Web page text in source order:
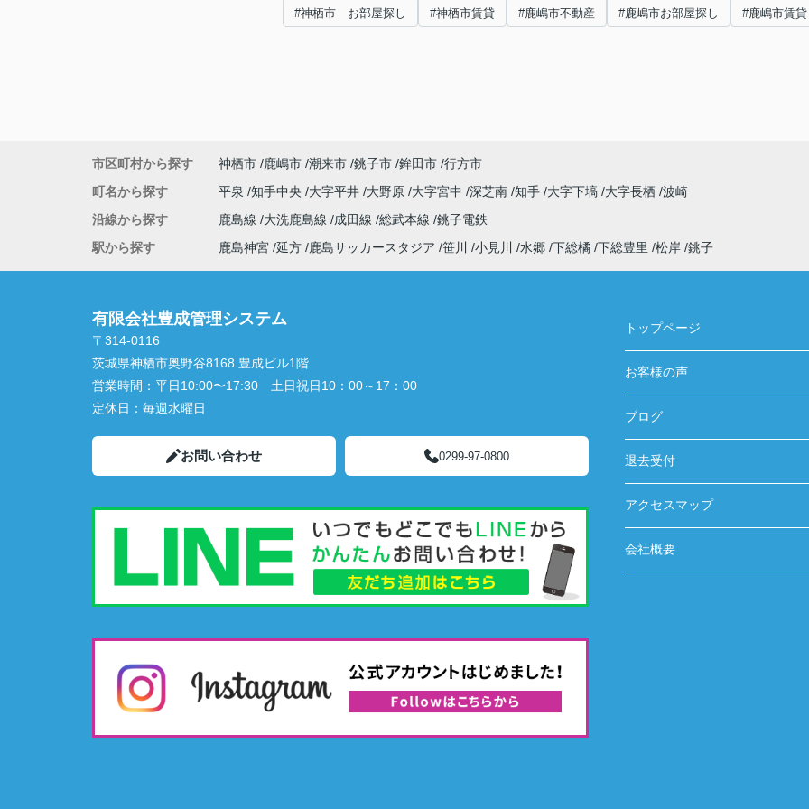
#神栖市 お部屋探し #神栖市賃貸 #鹿嶋市不動産 #鹿嶋市お部屋探し #鹿嶋市賃貸
市区町村から探す 神栖市 鹿嶋市 潮来市 銚子市 鉾田市 行方市
町名から探す
平泉 知手中央 大字平井 大野原 大字宮中 深芝南 知手 大字下塙 大字長栖 波崎
沿線から探す
鹿島線 大洗鹿島線 成田線 総武本線 銚子電鉄
駅から探す
鹿島神宮 延方 鹿島サッカースタジア 笹川 小見川 水郷 下総橘 下総豊里 松岸 銚子
有限会社豊成管理システム
〒314-0116
茨城県神栖市奥野谷8168 豊成ビル1階
営業時間： 平日10:00〜17:30 土日祝日10：00～17：00
定休日： 毎週水曜日
お問い合わせ 0299-97-0800
トップページ
お客様の声
ブログ
退去受付
アクセスマップ
会社概要